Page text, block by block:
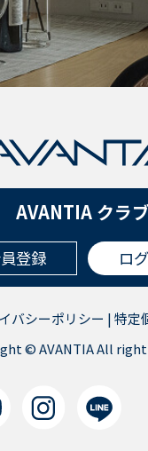
AVANTIA クラ
登録 ロ
バシーポリシー |特定
© AVANTIA All